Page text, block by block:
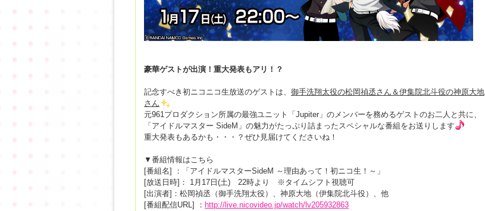
豪華ゲストが出演！重大発表もアリ！？
記念すべき初ニコニコ生放送のゲストは、 御手洗翔太役の松岡禎丞さん＆伊集院北斗役の神原大地
さん
元961プロダクション所属の最強ユニット「Jupiter」のメンバーを務めるゲストのお二人と共に、
「アイドルマスター SideM」の魅力がたっぷり詰まったスペシャルな番組をお送りします
重大発表もあるかも・・・？ぜひ見届けてくださいね！
▼番組情報はこちら
[番組名] ：「アイドルマスターSideM ～理由あって！初ニコ生！～」
[放送日時]： 1月17日(土) 22時より ※タイムシフト視聴可
[出演者]：松岡禎丞（御手洗翔太役）、神原大地（伊集院北斗役）、他
[番組配信URL] ： http://live.nicovideo.jp/watch/lv205932863